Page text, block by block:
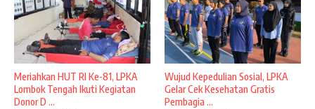
Meriahkan HUT RI Ke-81, LPKA
Lombok Tengah Ikuti Kegiatan
Donor D ...
Wujud Kepedulian Sosial, LPKA
Gelar Cek Kesehatan Gratis
Pembagia ...